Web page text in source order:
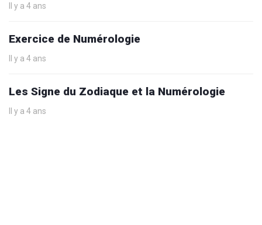
Il y a 4 ans
Exercice de Numérologie
Il y a 4 ans
Les Signe du Zodiaque et la Numérologie
Il y a 4 ans